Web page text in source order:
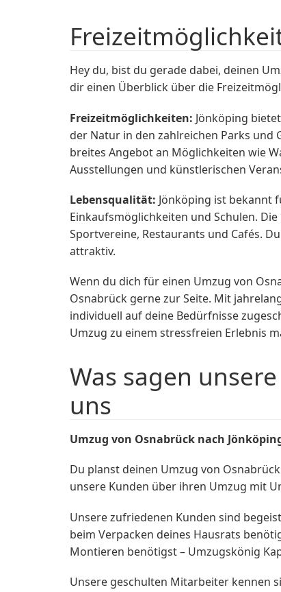
Hey du, bist du gerade dabei, deinen
dir einen Überblick über die
Freizeitmöglichkeiten: Jönköping
der Natur in den zahlreichen Parks und
breites Angebot an Möglichkeiten wie
Ausstellungen und künstlerischen
Lebensqualität: Jönköping ist bekannt
Einkaufsmöglichkeiten und Schulen.
Sportvereine, Restaurants und Cafés.
attraktiv.
Wenn du dich für einen Umzug von
Osnabrück gerne zur Seite. Mit
individuell auf deine Bedürfnisse
Umzug zu einem stressfreien Erlebnis
Was sagen
uns
Umzug von Osnabrück nach
Du planst deinen Umzug von
unsere Kunden über ihren Umzug mit
Unsere zufriedenen Kunden sind
beim Verpacken deines Hausrats
Montieren benötigst – Umzugskönig
Unsere geschulten Mitarbeiter kennen